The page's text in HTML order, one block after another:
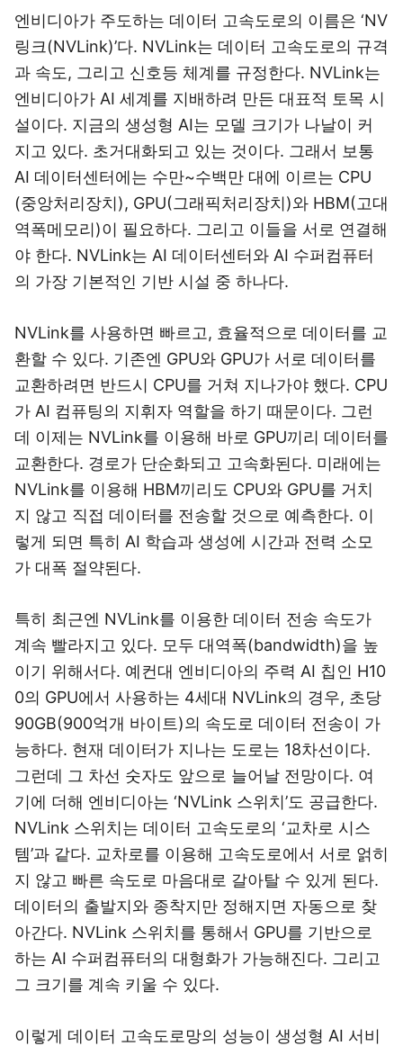
엔비디아가 주도하는 데이터 고속도로의 이름은 ‘NV
링크(NVLink)’다. NVLink는 데이터 고속도로의 규격
과 속도, 그리고 신호등 체계를 규정한다. NVLink는
엔비디아가 AI 세계를 지배하려 만든 대표적 토목 시
설이다. 지금의 생성형 AI는 모델 크기가 나날이 커
지고 있다. 초거대화되고 있는 것이다. 그래서 보통
AI 데이터센터에는 수만~수백만 대에 이르는 CPU
(중앙처리장치), GPU(그래픽처리장치)와 HBM(고대
역폭메모리)이 필요하다. 그리고 이들을 서로 연결해
야 한다. NVLink는 AI 데이터센터와 AI 수퍼컴퓨터
의 가장 기본적인 기반 시설 중 하나다.
NVLink를 사용하면 빠르고, 효율적으로 데이터를 교
환할 수 있다. 기존엔 GPU와 GPU가 서로 데이터를
교환하려면 반드시 CPU를 거쳐 지나가야 했다. CPU
가 AI 컴퓨팅의 지휘자 역할을 하기 때문이다. 그런
데 이제는 NVLink를 이용해 바로 GPU끼리 데이터를
교환한다. 경로가 단순화되고 고속화된다. 미래에는
NVLink를 이용해 HBM끼리도 CPU와 GPU를 거치
지 않고 직접 데이터를 전송할 것으로 예측한다. 이
렇게 되면 특히 AI 학습과 생성에 시간과 전력 소모
가 대폭 절약된다.
특히 최근엔 NVLink를 이용한 데이터 전송 속도가
계속 빨라지고 있다. 모두 대역폭(bandwidth)을 높
이기 위해서다. 예컨대 엔비디아의 주력 AI 칩인 H10
0의 GPU에서 사용하는 4세대 NVLink의 경우, 초당
90GB(900억개 바이트)의 속도로 데이터 전송이 가
능하다. 현재 데이터가 지나는 도로는 18차선이다.
그런데 그 차선 숫자도 앞으로 늘어날 전망이다. 여
기에 더해 엔비디아는 ‘NVLink 스위치’도 공급한다.
NVLink 스위치는 데이터 고속도로의 ‘교차로 시스
템’과 같다. 교차로를 이용해 고속도로에서 서로 얽히
지 않고 빠른 속도로 마음대로 갈아탈 수 있게 된다.
데이터의 출발지와 종착지만 정해지면 자동으로 찾
아간다. NVLink 스위치를 통해서 GPU를 기반으로
하는 AI 수퍼컴퓨터의 대형화가 가능해진다. 그리고
그 크기를 계속 키울 수 있다.
이렇게 데이터 고속도로망의 성능이 생성형 AI 서비